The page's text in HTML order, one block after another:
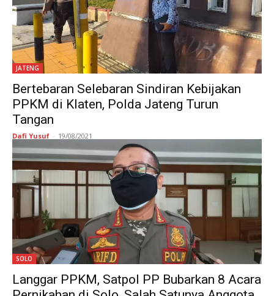
JATENG
Bertebaran Selebaran Sindiran Kebijakan
PPKM di Klaten, Polda Jateng Turun
Tangan
Dafi Yusuf - 19/08/2021
SOLO
Langgar PPKM, Satpol PP Bubarkan 8 Acara